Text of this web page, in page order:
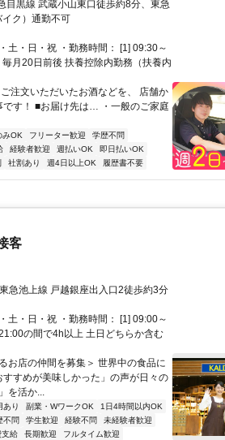
目黒線 武蔵小山東口徒歩約8分、東急
ク）通勤不可
土・日・祝 ・勤務時間： [1] 09:30～
月20日前後 扶養控除内勤務（扶養内
注文いただいたお酒などを、 店舗か
です！ ■お届け先は… ・一般のご家庭
みOK フリーター歓迎
学歴不問
経験者歓迎 週払いOK
即日払いOK
社割あり 週4日以上OK 履歴書不要
客
急池上線 戸越銀座出入口2徒歩約3分
土・日・祝 ・勤務時間： [1] 09:00～
の間で4h以上 土日どちらか含む
お店の仲間を募集＞ 世界中の食品に
すめが美味しかった」の声が日々の
を活か...
あり 副業・WワークOK
1日4時間以内OK
不問 学生歓迎 経験不問
未経験者歓迎
支給 長期歓迎 フルタイム歓迎